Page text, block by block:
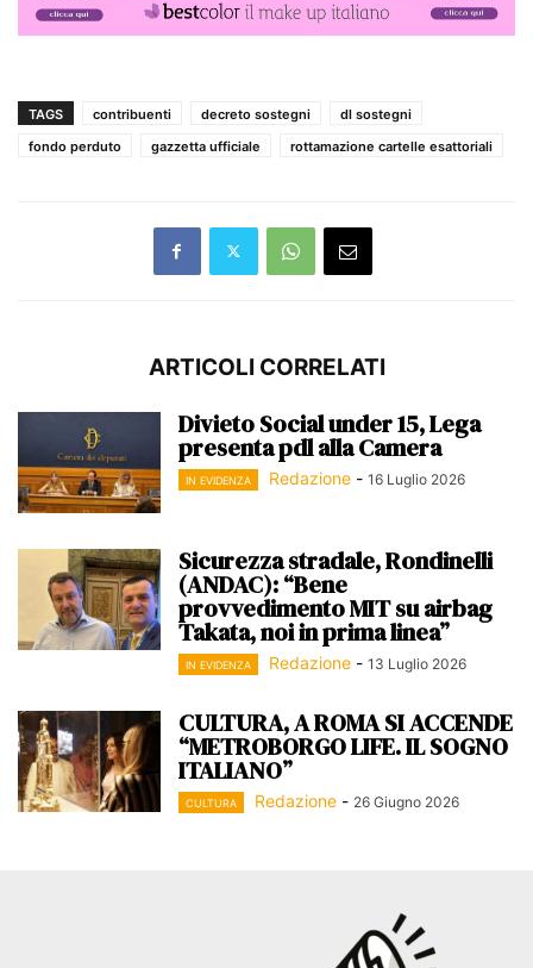
TAGS contribuenti decreto sostegni
dl sostegni
fondo perduto
gazzetta ufficiale rottamazione cartelle esattoriali
ARTICOLI CORRELATI
Divieto Social under 15, Lega
presenta pdl alla Camera
IN EVIDENZA Redazione - 16 Luglio 2026
Sicurezza stradale, Rondinelli
(ANDAC): “Bene
provvedimento MIT su airbag
Takata, noi in prima linea”
IN EVIDENZA Redazione - 13 Luglio 2026
CULTURA, A ROMA SI ACCENDE
“METROBORGO LIFE. IL SOGNO
ITALIANO”
CULTURA Redazione - 26 Giugno 2026